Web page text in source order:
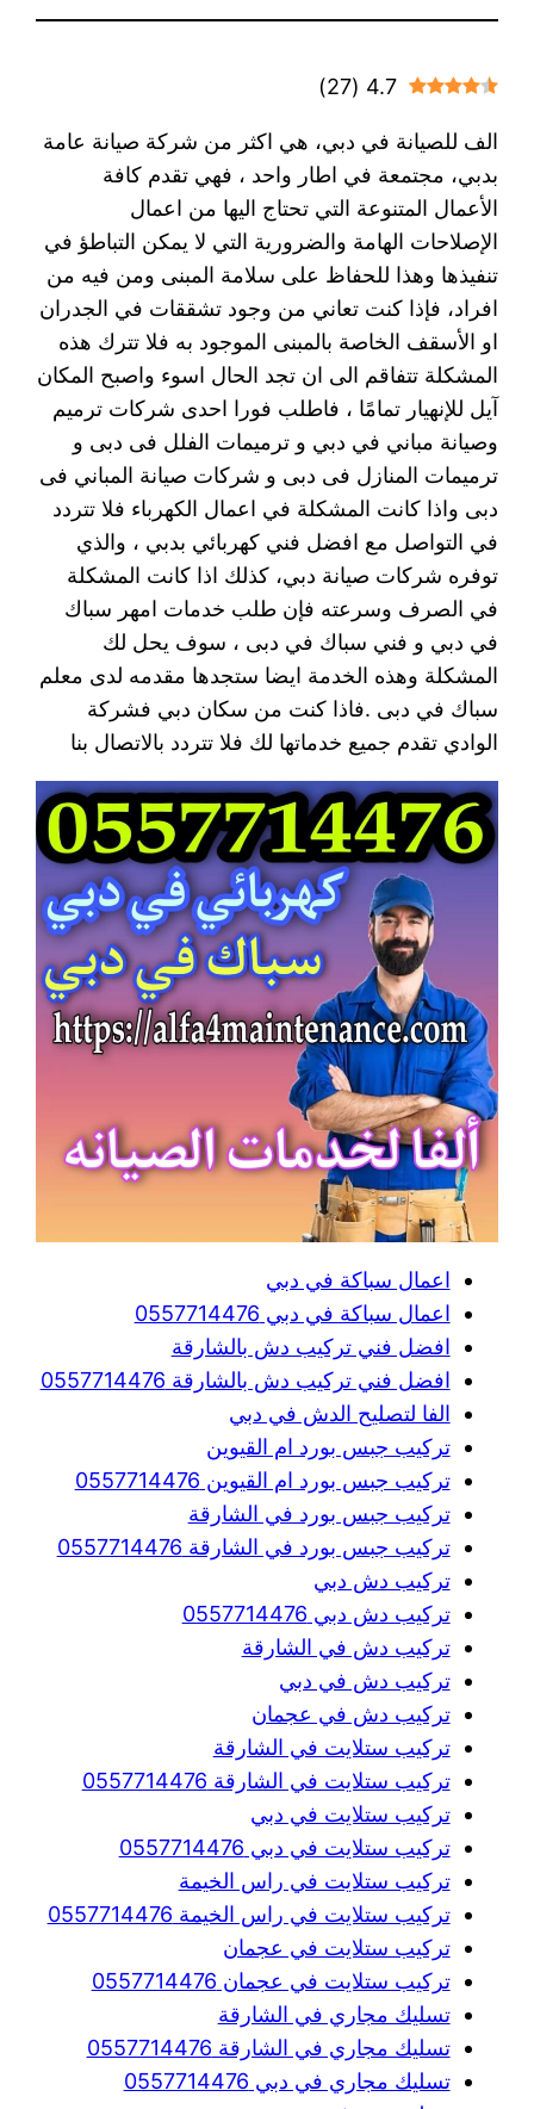
4.7
(
27
)
الف للصيانة في دبي، هي اكثر من شركة صيانة عامة
بدبي، مجتمعة في اطار واحد ، فهي تقدم كافة
الأعمال المتنوعة التي تحتاج اليها من اعمال
الإصلاحات الهامة والضرورية التي لا يمكن التباطؤ في
تنفيذها وهذا للحفاظ على سلامة المبنى ومن فيه من
افراد، فإذا كنت تعاني من وجود تشققات في الجدران
او الأسقف الخاصة بالمبنى الموجود به فلا تترك هذه
المشكلة تتفاقم الى ان تجد الحال اسوء واصبح المكان
آيل للإنهيار تمامًا ، فاطلب فورا احدى شركات ترميم
وصيانة مباني في دبي و ترميمات الفلل فى دبى و
ترميمات المنازل فى دبى و شركات صيانة المباني فى
دبى واذا كانت المشكلة في اعمال الكهرباء فلا تتردد
في التواصل مع افضل فني كهربائي بدبي ، والذي
توفره شركات صيانة دبي، كذلك اذا كانت المشكلة
في الصرف وسرعته فإن طلب خدمات امهر سباك
في دبي و فني سباك في دبى ، سوف يحل لك
المشكلة وهذه الخدمة ايضا ستجدها مقدمه لدى معلم
سباك في دبى .فاذا كنت من سكان دبي فشركة
الوادي تقدم جميع خدماتها لك فلا تتردد بالاتصال بنا
اعمال سباكة في دبي
اعمال سباكة في دبي 0557714476
افضل فني تركيب دش بالشارقة
افضل فني تركيب دش بالشارقة 0557714476
الفا لتصليح الدش في دبي
تركيب جبس بورد ام القيوين
تركيب جبس بورد ام القيوين 0557714476
تركيب جبس بورد في الشارقة
تركيب جبس بورد في الشارقة 0557714476
تركيب دش دبي
تركيب دش دبي 0557714476
تركيب دش في الشارقة
تركيب دش في دبي
تركيب دش في عجمان
تركيب ستلايت في الشارقة
تركيب ستلايت في الشارقة 0557714476
تركيب ستلايت في دبي
تركيب ستلايت في دبي 0557714476
تركيب ستلايت في راس الخيمة
تركيب ستلايت في راس الخيمة 0557714476
تركيب ستلايت في عجمان
تركيب ستلايت في عجمان 0557714476
تسليك مجاري في الشارقة
تسليك مجاري في الشارقة 0557714476
تسليك مجاري في دبي 0557714476